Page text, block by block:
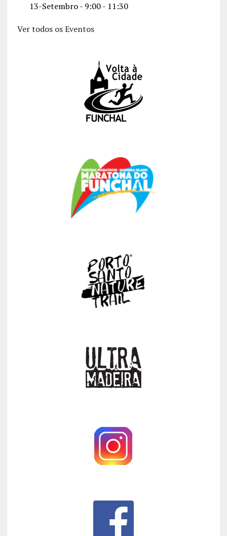
13-Setembro - 9:00- 11:30
Ver todos os Eventos